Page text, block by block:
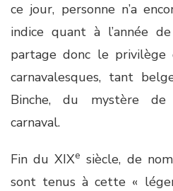
ce jour, personne n’a
indice quant à l’année
partage donc le privilège
carnavalesques, tant
Binche, du mystère de
carnaval.
Fin du XIXe siècle, de
sont tenus à cette «